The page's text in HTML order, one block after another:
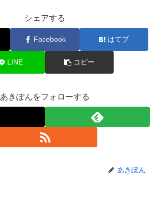
シェアする
Facebook はてブ
LINE コピー
あきぽんをフォローする
あきぽん